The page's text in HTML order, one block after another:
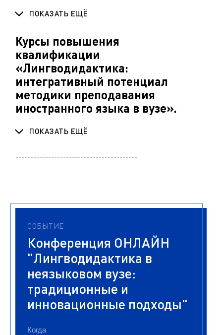
ПОКАЗАТЬ ЕЩЁ
Курсы повышения
квалификации
«Лингводидактика:
интегративный потенциал
методики преподавания
иностранного языка в вузе».
ПОКАЗАТЬ ЕЩЁ
-----------------------------------------
СОБЫТИЕ
Конференция ОНЛАЙН
"Лингводидактика в
неязыковом вузе:
традиционные и
инновационные подходы"
Когда